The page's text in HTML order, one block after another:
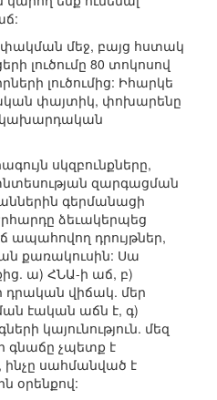
մեջ, բայց հստակ
լուծումը 80 տոկոսով
լուծումից: Իհարկե
փայտիկ, փոխարենը
կախարդական
սկզբունքները,
զարգացման
գերմանացի
ձեւակերպեց
ապահովող դրույթներ,
քառակուսին: Սա
ա) ՀՆԱ-ի աճ, բ)
դրական վիճակ. մեր
էական աճն է, գ)
կայունություն. մեզ
գնաճը չպետք է
սահմանված է
օրենքով: